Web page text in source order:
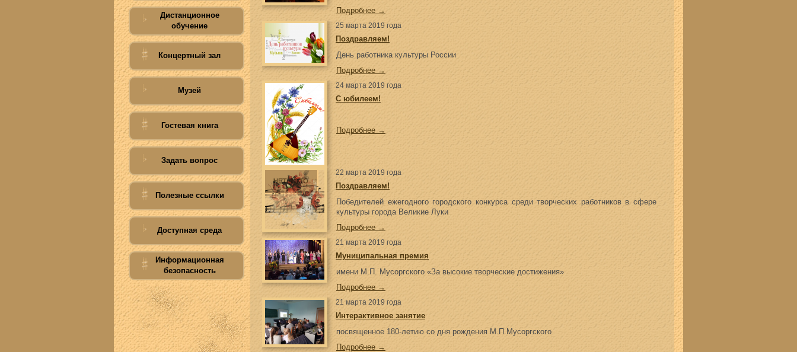
Дистанционное
обучение
Концертный зал
Музей
Гостевая книга
Задать вопрос
Полезные ссылки
Доступная среда
Информационная
безопасность
Подробнее →
25 марта 2019 года
Поздравляем!
День работника культуры России
Подробнее →
24 марта 2019 года
С юбилеем!
Подробнее →
22 марта 2019 года
Поздравляем!
Победителей ежегодного городского конкурса среди творческих работников в сфере
культуры города Великие Луки
Подробнее →
21 марта 2019 года
Муниципальная премия
имени М.П. Мусоргского «За высокие творческие достижения»
Подробнее →
21 марта 2019 года
Интерактивное занятие
посвященное 180-летию со дня рождения М.П.Мусоргского
Подробнее →